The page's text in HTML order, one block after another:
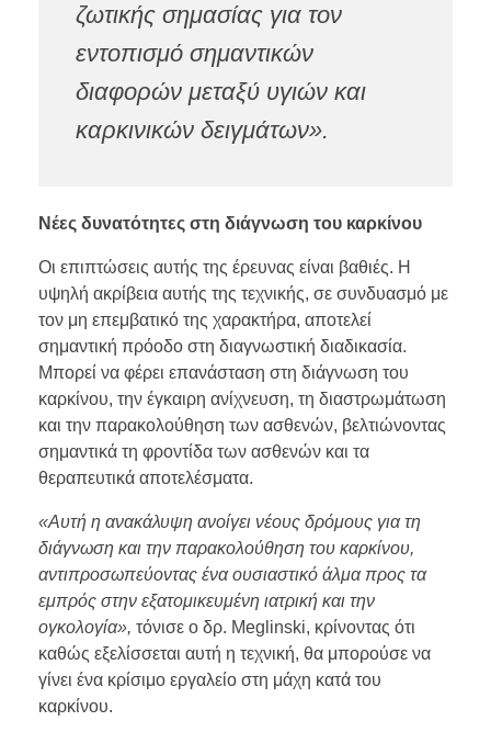
ζωτικής σημασίας για τον
εντοπισμό σημαντικών
διαφορών μεταξύ υγιών και
καρκινικών δειγμάτων».
Νέες δυνατότητες στη διάγνωση του καρκίνου
Οι επιπτώσεις αυτής της έρευνας είναι βαθιές. Η
υψηλή ακρίβεια αυτής της τεχνικής, σε συνδυασμό με
τον μη επεμβατικό της χαρακτήρα, αποτελεί
σημαντική πρόοδο στη διαγνωστική διαδικασία.
Μπορεί να φέρει επανάσταση στη διάγνωση του
καρκίνου, την έγκαιρη ανίχνευση, τη διαστρωμάτωση
και την παρακολούθηση των ασθενών, βελτιώνοντας
σημαντικά τη φροντίδα των ασθενών και τα
θεραπευτικά αποτελέσματα.
«Αυτή η ανακάλυψη ανοίγει νέους δρόμους για τη
διάγνωση και την παρακολούθηση του καρκίνου,
αντιπροσωπεύοντας ένα ουσιαστικό άλμα προς τα
εμπρός στην εξατομικευμένη ιατρική και την
ογκολογία», τόνισε ο δρ. Meglinski, κρίνοντας ότι
καθώς εξελίσσεται αυτή η τεχνική, θα μπορούσε να
γίνει ένα κρίσιμο εργαλείο στη μάχη κατά του
καρκίνου.